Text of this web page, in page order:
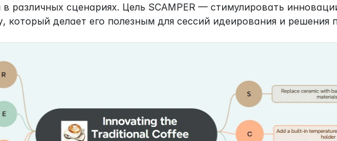
различных сценариях. Цель SCAMPER — стимулировать
который делает его полезным для сессий идеирования и решения